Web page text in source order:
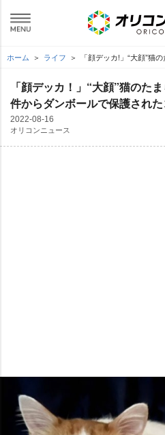
ホーム ライフ 「顔デッカ!」“大顔”
「顔デッカ！」“大顔”猫のた
件からダンボールで保護され
2022-08-16
オリコンニュース